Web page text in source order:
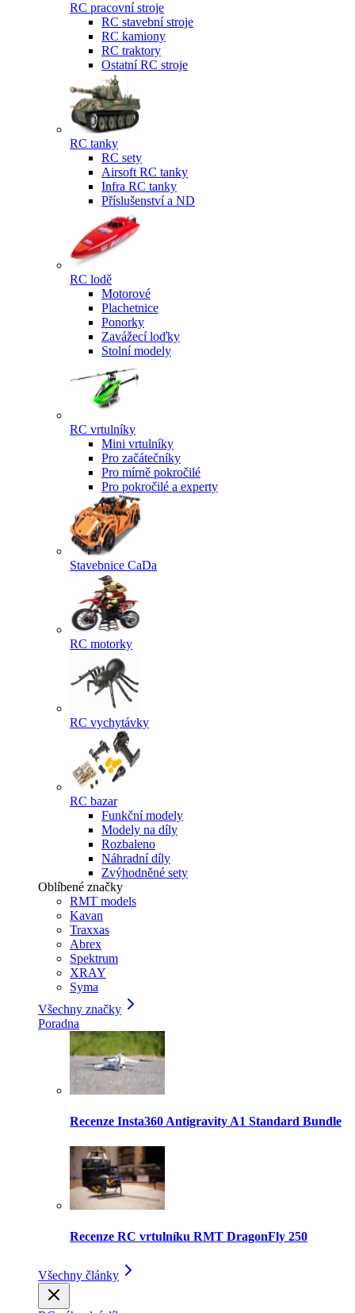
RC pracovní stroje
RC stavební stroje
RC kamiony
RC traktory
Ostatní RC stroje
RC tanky
RC sety
Airsoft RC tanky
Infra RC tanky
Příslušenství a ND
RC lodě
Motorové
Plachetnice
Ponorky
Zavážecí loďky
Stolní modely
RC vrtulníky
Mini vrtulníky
Pro začátečníky
Pro mírně pokročilé
Pro pokročilé a experty
Stavebnice CaDa
RC motorky
RC vychytávky
RC bazar
Funkční modely
Modely na díly
Rozbaleno
Náhradní díly
Zvýhodněné sety
Oblíbené značky
RMT models
Kavan
Traxxas
Abrex
Spektrum
XRAY
Syma
Všechny značky
Poradna
Recenze Insta360 Antigravity A1 Standard Bundle
Recenze RC vrtulníku RMT DragonFly 250
Všechny články